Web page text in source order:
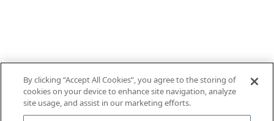
By clicking “Accept All Cookies”, you agree to the storing of
cookies on your device to enhance site navigation, analyze
site usage, and assist in our marketing efforts.